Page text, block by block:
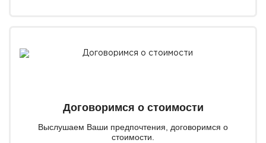
Договоримся о стоимости
Выслушаем Ваши предпочтения, договоримся о
стоимости.